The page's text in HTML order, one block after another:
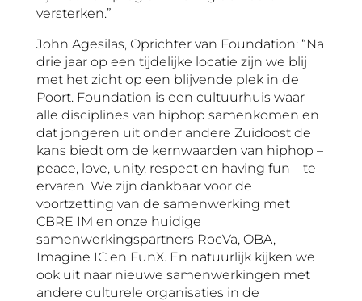
versterken.”
John Agesilas, Oprichter van Foundation: “Na
drie jaar op een tijdelijke locatie zijn we blij
met het zicht op een blijvende plek in de
Poort. Foundation is een cultuurhuis waar
alle disciplines van hiphop samenkomen en
dat jongeren uit onder andere Zuidoost de
kans biedt om de kernwaarden van hiphop –
peace, love, unity, respect en having fun – te
ervaren. We zijn dankbaar voor de
voortzetting van de samenwerking met
CBRE IM en onze huidige
samenwerkingspartners RocVa, OBA,
Imagine IC en FunX. En natuurlijk kijken we
ook uit naar nieuwe samenwerkingen met
andere culturele organisaties in de